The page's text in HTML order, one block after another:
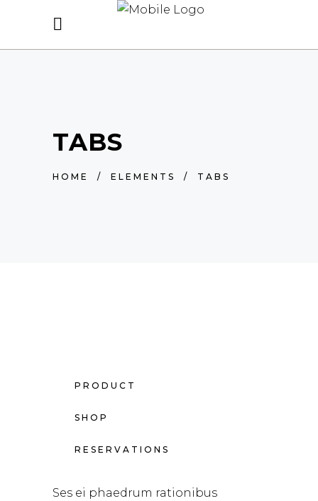
TABS
HOME / ELEMENTS / TABS
PRODUCT
SHOP
RESERVATIONS
Ses ei phaedrum rationibus